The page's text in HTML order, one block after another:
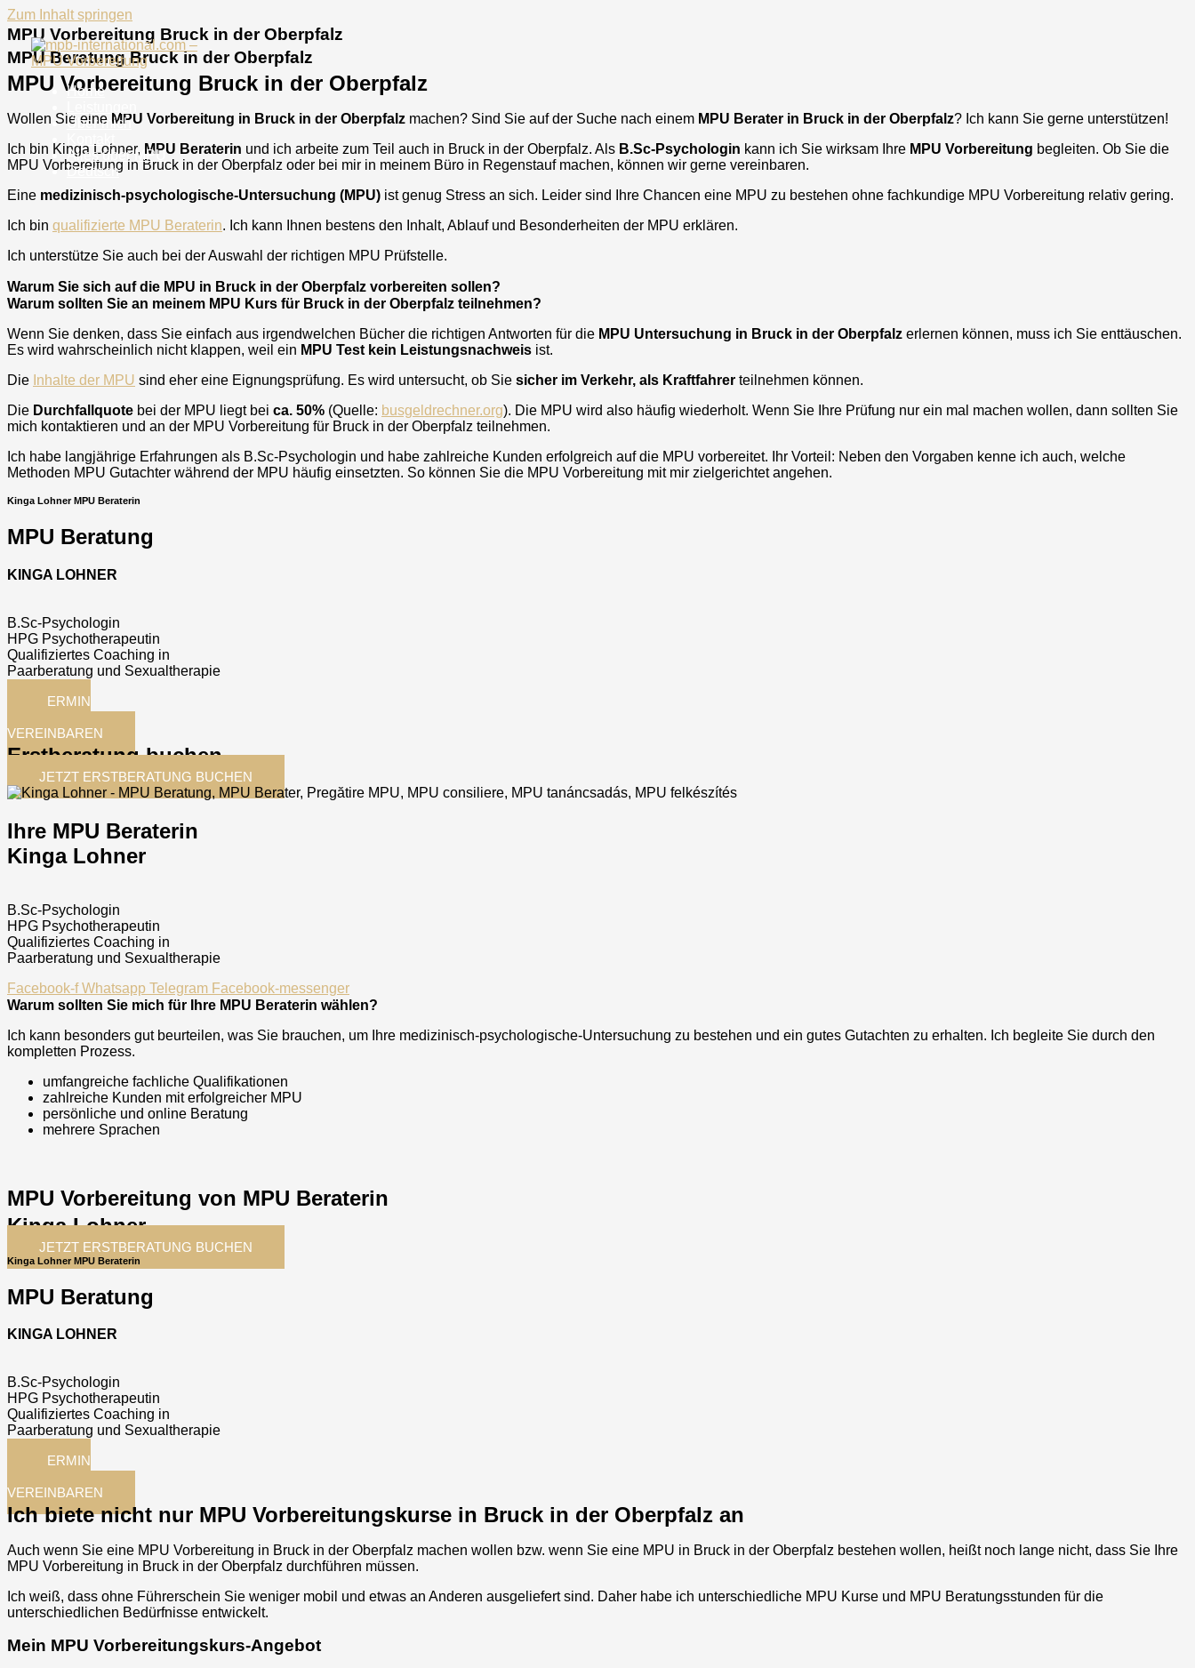
Zum Inhalt springen
Home
Über mich
Alles über MPU
Deutsch
MPU Vorbereitung Bruck in der Oberpfalz
MPU Beratung Bruck in der Oberpfalz
MPU Vorbereitung Bruck in der Oberpfalz
Wollen Sie eine MPU Vorbereitung in Bruck in der Oberpfalz machen? Sind Sie auf der Suche nach einem MPU Berater in Bruck in der Oberpfalz? Ich kann Sie gerne unterstützen!
Ich bin Kinga Lohner, MPU Beraterin und ich arbeite zum Teil auch in Bruck in der Oberpfalz. Als B.Sc-Psychologin kann ich Sie wirksam Ihre MPU Vorbereitung begleiten. Ob Sie die
MPU Vorbereitung in Bruck in der Oberpfalz oder bei mir in meinem Büro in Regenstauf machen, können wir gerne vereinbaren.
Eine medizinisch-psychologische-Untersuchung (MPU) ist genug Stress an sich. Leider sind Ihre Chancen eine MPU zu bestehen ohne fachkundige MPU Vorbereitung relativ gering.
Ich bin qualifizierte MPU Beraterin. Ich kann Ihnen bestens den Inhalt, Ablauf und Besonderheiten der MPU erklären.
Ich unterstütze Sie auch bei der Auswahl der richtigen MPU Prüfstelle.
Warum Sie sich auf die MPU in Bruck in der Oberpfalz vorbereiten sollen?
Warum sollten Sie an meinem MPU Kurs für Bruck in der Oberpfalz teilnehmen?
Wenn Sie denken, dass Sie einfach aus irgendwelchen Bücher die richtigen Antworten für die MPU Untersuchung in Bruck in der Oberpfalz erlernen können, muss ich Sie enttäuschen.
Es wird wahrscheinlich nicht klappen, weil ein MPU Test kein Leistungsnachweis ist.
Die Inhalte der MPU sind eher eine Eignungsprüfung. Es wird untersucht, ob Sie sicher im Verkehr, als Kraftfahrer teilnehmen können.
Die Durchfallquote bei der MPU liegt bei ca. 50% (Quelle: busgeldrechner.org). Die MPU wird also häufig wiederholt. Wenn Sie Ihre Prüfung nur ein mal machen wollen, dann sollten Sie
mich kontaktieren und an der MPU Vorbereitung für Bruck in der Oberpfalz teilnehmen.
Ich habe langjährige Erfahrungen als B.Sc-Psychologin und habe zahlreiche Kunden erfolgreich auf die MPU vorbereitet. Ihr Vorteil: Neben den Vorgaben kenne ich auch, welche
Methoden MPU Gutachter während der MPU häufig einsetzten. So können Sie die MPU Vorbereitung mit mir zielgerichtet angehen.
Kinga Lohner MPU Beraterin
MPU Beratung
KINGA LOHNER
B.Sc-Psychologin
HPG Psychotherapeutin
Qualifiziertes Coaching in
Paarberatung und Sexualtherapie
TERMIN
VEREINBAREN
Erstberatung buchen
JETZT ERSTBERATUNG BUCHEN
Ihre MPU Beraterin
Kinga Lohner
B.Sc-Psychologin
HPG Psychotherapeutin
Qualifiziertes Coaching in
Paarberatung und Sexualtherapie
Facebook-f Whatsapp Telegram Facebook-messenger
Warum sollten Sie mich für Ihre MPU Beraterin wählen?
Ich kann besonders gut beurteilen, was Sie brauchen, um Ihre medizinisch-psychologische-Untersuchung zu bestehen und ein gutes Gutachten zu erhalten. Ich begleite Sie durch den
kompletten Prozess.
umfangreiche fachliche Qualifikationen
zahlreiche Kunden mit erfolgreicher MPU
persönliche und online Beratung
mehrere Sprachen
MPU Vorbereitung von MPU Beraterin
Kinga Lohner
JETZT ERSTBERATUNG BUCHEN
Kinga Lohner MPU Beraterin
MPU Beratung
KINGA LOHNER
B.Sc-Psychologin
HPG Psychotherapeutin
Qualifiziertes Coaching in
Paarberatung und Sexualtherapie
TERMIN
VEREINBAREN
Ich biete nicht nur MPU Vorbereitungskurse in Bruck in der Oberpfalz an
Auch wenn Sie eine MPU Vorbereitung in Bruck in der Oberpfalz machen wollen bzw. wenn Sie eine MPU in Bruck in der Oberpfalz bestehen wollen, heißt noch lange nicht, dass Sie Ihre
MPU Vorbereitung in Bruck in der Oberpfalz durchführen müssen.
Ich weiß, dass ohne Führerschein Sie weniger mobil und etwas an Anderen ausgeliefertsind. Daher habe ich unterschiedliche MPU Kurse und MPU Beratungsstunden für die
unterschiedlichen Bedürfnisse entwickelt.
Mein MPU Vorbereitungskurs-Angebot